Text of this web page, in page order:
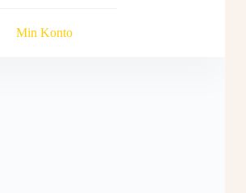
Min Konto